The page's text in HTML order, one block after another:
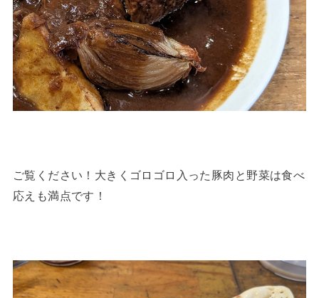
ご覧ください！大きくゴロゴロ入った豚肉と野菜は食べ
応えも満点です！